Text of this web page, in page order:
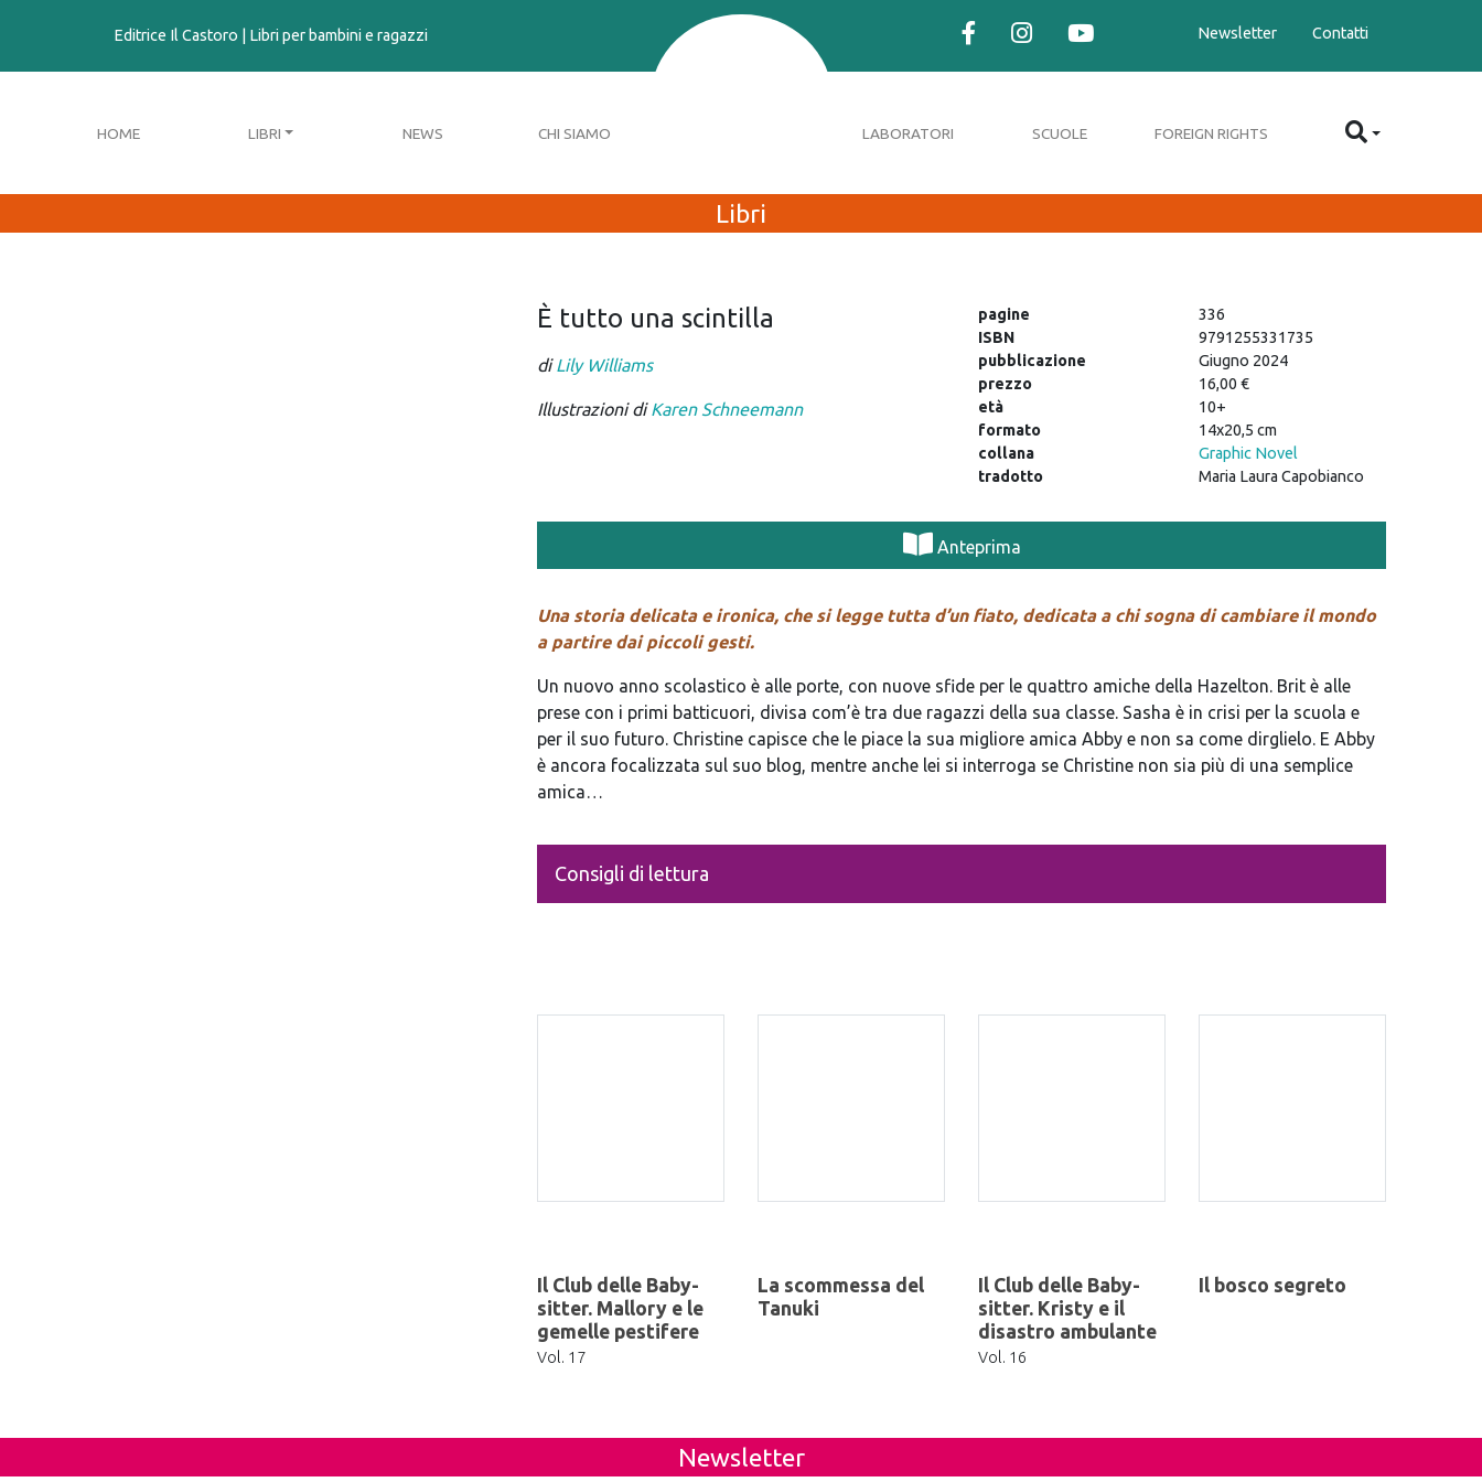
Editrice Il Castoro | Libri per bambini e ragazzi Newsletter Contatti
HOME LIBRI NEWS CHI SIAMO LABORATORI SCUOLE FOREIGN RIGHTS
Libri
È tutto una scintilla
diLily Williams
Illustrazioni diKaren Schneemann
pagine
336
ISBN
9791255331735
pubblicazione
Giugno 2024
prezzo
16,00 €
età
10+
formato
14x20,5 cm
collana
Graphic Novel
tradotto
Maria Laura Capobianco
Anteprima
Una storia delicata e ironica, che si legge tutta d’un fiato, dedicata a chi sogna di cambiare il mondo
a partire dai piccoli gesti.
Un nuovo anno scolastico è alle porte, con nuove sfide per le quattro amiche della Hazelton. Brit è alle
prese con i primi batticuori, divisa com’è tra due ragazzi della sua classe. Sasha è in crisi per la scuola e
per il suo futuro. Christine capisce che le piace la sua migliore amica Abby e non sa come dirglielo. E Abby
è ancora focalizzata sul suo blog, mentre anche lei si interroga se Christine non sia più di una semplice
amica…
Consigli di lettura
Il Club delle Baby-
sitter. Mallory e le
gemelle pestifere
Vol. 17
La scommessa del
Tanuki
Il Club delle Baby-
sitter. Kristy e il
disastro ambulante
Vol. 16
Il bosco segreto
Newsletter